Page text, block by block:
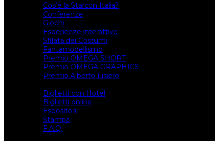
Cos’è la Starcon Italia?
Conferenze
Giochi
Esperienze interattive
Sfilata dei Costumi
Fantamodellismo
Premio OMEGA SHORT
Premio OMEGA GRAPHICS
Premio Alberto Lisiero
Biglietti con Hotel
Biglietti online
Espositori
Stampa
F.A.Q.